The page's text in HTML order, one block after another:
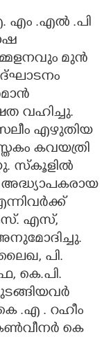
എം .എൽ .പി
മുൻ
വഹിച്ചു.
എഴുതിയ
കവയത്രി
സ്കൂളിൽ
എസ്,
പി.
കെ.പി.
.എ . റഹീം
കെ